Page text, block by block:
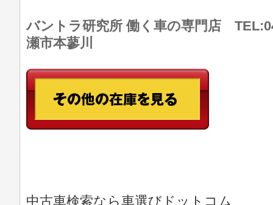
バントラ研究所 働く車の専門店
瀬市本蓼川
中古車検索なら車選びドットコム